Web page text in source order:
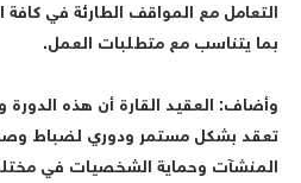
مع المواقف الطارئة في كافة
يتناسب مع متطلبات العمل.
العقيد القارة أن هذه الدورة
بشكل مستمر ودوري لضباط وصف
وحماية الشخصيات في مختلف